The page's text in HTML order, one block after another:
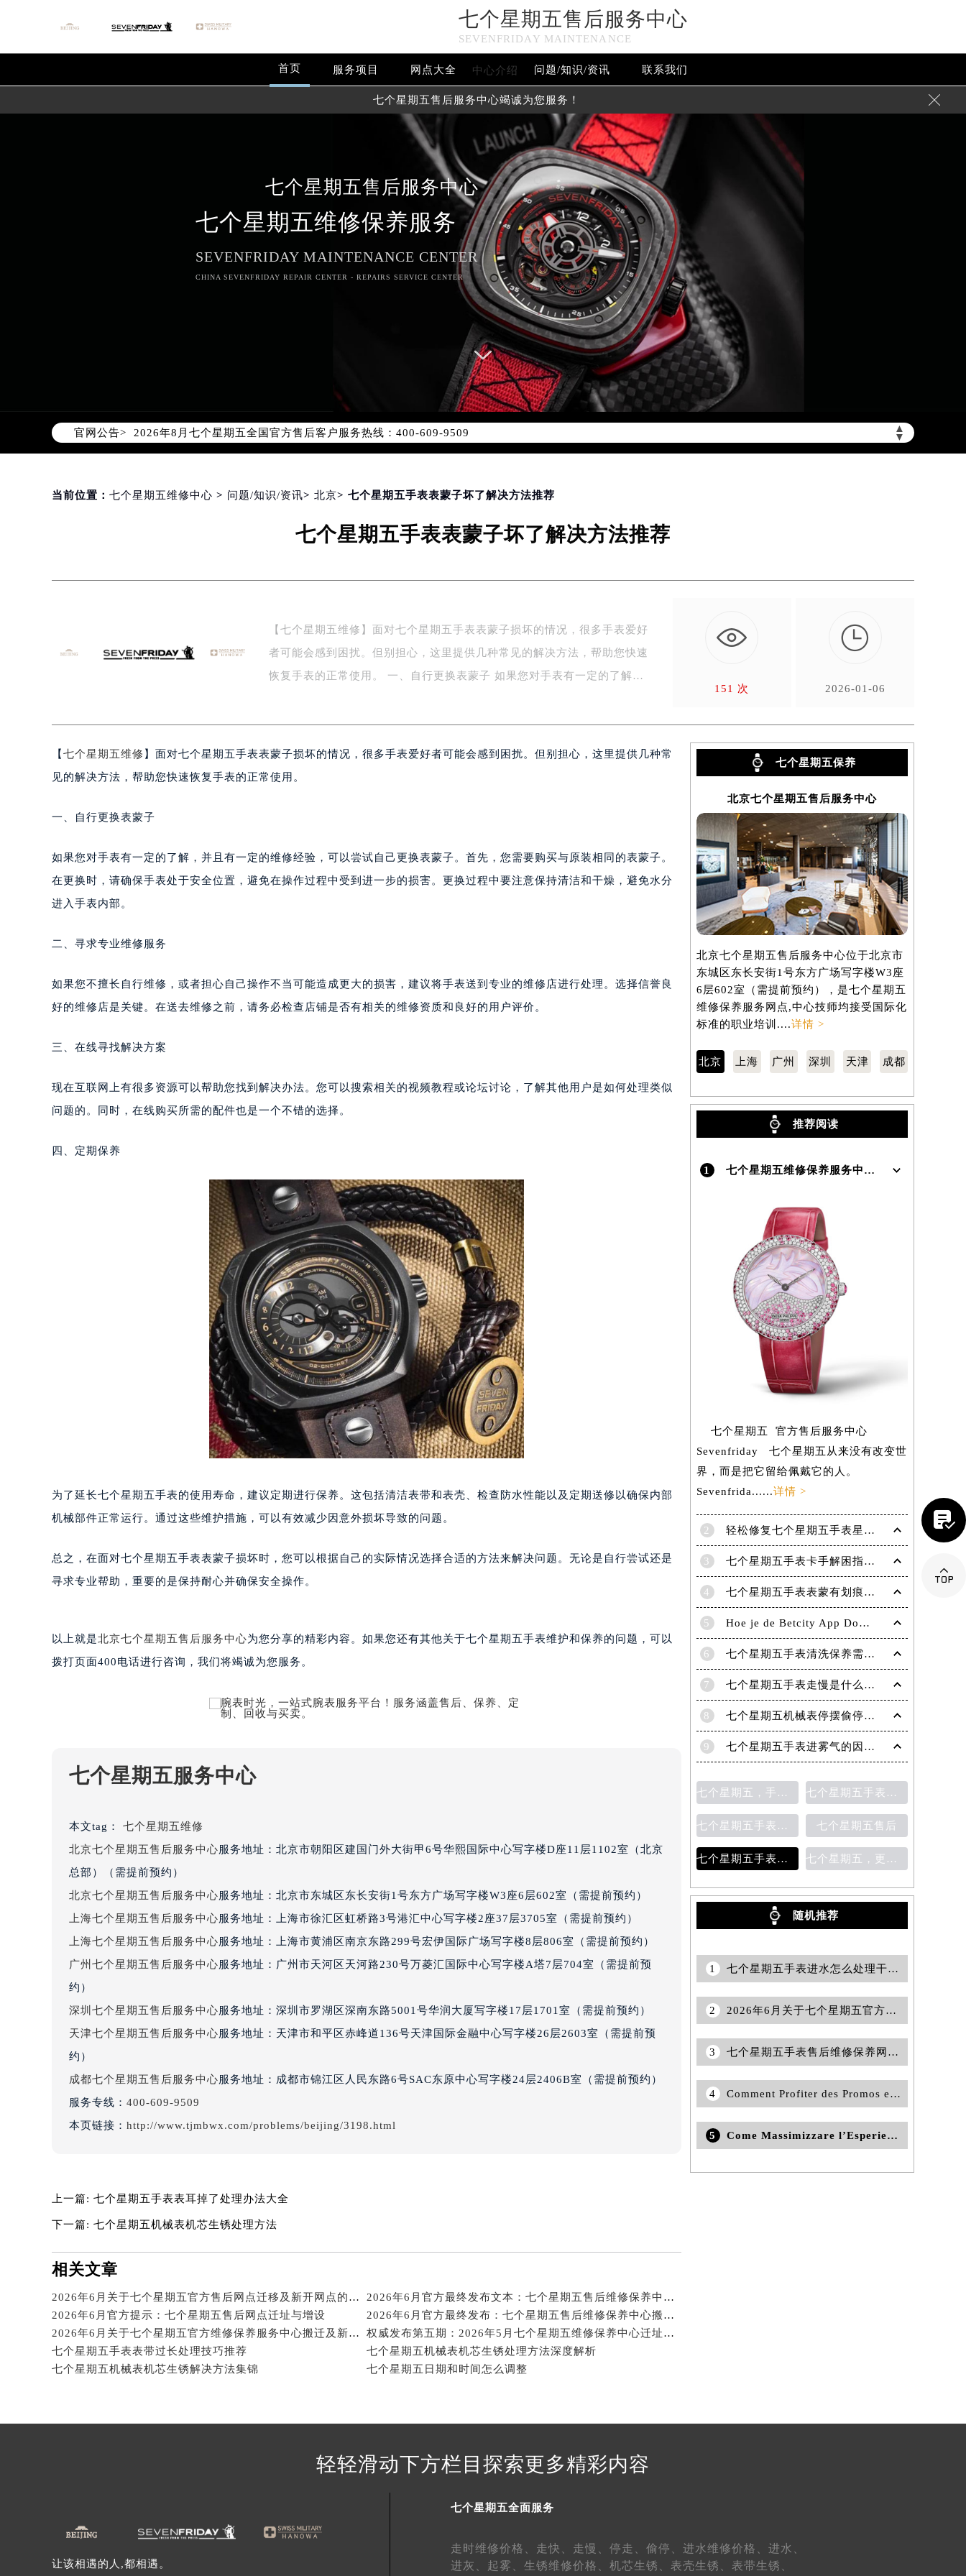
七个星期五售后服务中心
SEVENFRIDAY MAINTENANCE
首页 服务项目 网点大全 中心介绍 问题/知识/资讯 联系我们
七个星期五售后服务中心竭诚为您服务！ 
七个星期五售后服务中心
七个星期五维修保养服务
SEVENFRIDAY MAINTENANCE CENTER
CHINA SEVENFRIDAY REPAIR CENTER - REPAIRS SERVICE CENTER
官网公告> ▲
▼
2026年8月七个星期五中国区售后服务网络优化升级公告
2026年8月七个星期五全国官方售后客户服务热线：400-609-9509
七个星期五官方全国统一服务热线400-609-9509，服务覆盖中国大陆、香港、澳门、台湾全部区域（非大陆需加拨“+86”）
2026年8月七个星期五售后服务中心最新网点地址：
北京市东城区东长安街1号东方广场写字楼W3座6层602室（需提前预约）
上海市徐汇区虹桥路3号港汇中心写字楼2座37层3705室（需提前预约）
扬州市邗江区国展路29号星耀天地写字楼1号楼18层1803室（需提前预约）
盐城市盐都区世纪大道5号盐城金融城写字楼1号楼16层1604室（需提前预约）
泰州市海陵区永定东路399号置地商务中心东塔写字楼（华润万象城）17层1706室（需提前预约）
绍兴市越城区胜利东路379号世茂天际中心写字楼8层805室（需提前预约）
嘉兴市南湖区广益路705号嘉兴世界贸易中心写字楼A座13层1304室（需提前预约）
济南市历下区经十路11111号华润中心写字楼（万象城）15层1508室（需提前预约）
广州市越秀区环市东路371-375号世界贸易中心大厦南塔写字楼15层07室（需提前预约）
深圳市罗湖区深南东路5001号华润大厦写字楼17层1701室（需提前预约）
重庆市江北区观音桥步行街2号融恒时代广场写字楼9层902室（需提前预约）
郑州市二七区铭功路10号华润大厦写字楼29层2905室（需提前预约）
沈阳市沈河区中街路137号亨得利名表服务中心（品牌授权店）1层整层（需提前预约）
乌鲁木齐市天山区红山路26号时代广场（CCMALL）C座17层17-B（需提前预约）
温州市鹿城区锦绣路1067号置信广场10层1015室（需提前预约）
佛山市禅城区季华五路57号万科金融中心C座12层1205室（需提前预约）
东莞市东城街道鸿福东路1号民盈国贸中心T1写字楼9层907室（需提前预约）
无锡市梁溪区人民中路139号恒隆广场写字楼1座11层1104室（需提前预约）
南通市崇川区工农路57号圆融广场写字楼16层1603室（需提前预约）
苏州市苏州工业园区星港街199号苏州中心办公楼C座22层08室（需提前预约）
武汉市江汉区解放大道686号世界贸易大厦38层09室（需提前预约）
南宁市青秀区金湖路59号地王大厦12楼1224室（需提前预约）
合肥市蜀山区潜山路111号万象城华润大厦B座12楼03室（需提前预约）
泉州市丰泽区宝洲路729号浦西万达中心写字楼A座7楼709室（需提前预约）
青岛市南区山东路6号华润大厦B座22层04室（需提前预约）
烟台市芝罘区胜利路139号万达金融中心A座907室（需提前预约）
长春市朝阳区西安大路727号中银大厦A座(旺进大厦)18层09室（需提前预约）
贵阳市南明区都司高架桥路33号亨特国际金融中心14楼14D（需提前预约）
昆明市盘龙区北京路928号同德昆明广场写字楼10层06室（需提前预约）
石家庄市长安区中山东路39号勒泰中心写字楼B座13层07室（需提前预约）
海口市龙华区金贸东路5号海口华润大厦B座17层1707室（需提前预约）
唐山市路南区新华东道100号万达广场写字楼A座10层1002室（需提前预约）
内蒙古自治区呼和浩特市玉泉区大学西街70号华润万象城写字楼（鄂尔多斯大厦）23层2326室（需提前预约）
甘肃省兰州市七里河区西津西路16号兰州中心写字楼21层2102室（需提前预约）
黑龙江省鹤岗市向阳区红军路七个星期五售后服务中心（需提前预约）
黑龙江省黑河市爱辉区中央街七个星期五售后服务中心（需提前预约）
黑龙江省佳木斯市向阳区长安路七个星期五售后服务中心（需提前预约）
黑龙江省牡丹江市东安区太平路七个星期五售后服务中心（需提前预约）
黑龙江省双鸭山市尖山区新兴大街七个星期五售后服务中心（需提前预约）
黑龙江省伊春市伊美区通河路七个星期五售后服务中心（需提前预约）
吉林省白城市洮北区明仁南街七个星期五售后服务中心（需提前预约）
吉林省吉林市船营区河南街七个星期五售后服务中心（需提前预约）
吉林省辽源市龙山区人民大街七个星期五售后服务中心（需提前预约）
吉林省梅河口市新华街道梅河大街七个星期五售后服务中心（需提前预约）
吉林省四平市铁东区紫气大路与南九经街交汇处七个星期五售后服务中心（需提前预约）
吉林省松原市宁江区五环大街七个星期五售后服务中心（需提前预约）
吉林省延边市延吉市解放路七个星期五售后服务中心（需提前预约）
辽宁省丹东市振兴区七经街七个星期五售后服务中心（需提前预约）
辽宁省抚顺市新抚区东一路七个星期五售后服务中心（需提前预约）
辽宁省阜新市海州区解放大街七个星期五售后服务中心（需提前预约）
辽宁省盘锦市兴隆台区石油大街七个星期五售后服务中心（需提前预约）
辽宁省铁岭市银州区南马路七个星期五售后服务中心（需提前预约）
北京市朝阳区建国门外大街甲6号华熙国际中心D座11层1102室七个星期五售后服务中心（北京总部）（需提前预约）
北京市东城区东长安街1号王府井东方广场W3座6层602室七个星期五售后服务中心（需提前预约）
河北省保定市竞秀区朝阳北大街北国先天下七个星期五售后服务中心（需提前预约）
内蒙古自治区阿拉善盟市左旗土尔扈特大街七个星期五售后服务中心（需提前预约）
内蒙古自治区赤峰市红山区哈达街七个星期五售后服务中心（需提前预约）
内蒙古自治区呼伦贝尔市海拉尔区中央街七个星期五售后服务中心（需提前预约）
内蒙古自治区乌海市海勃湾区人民南路七个星期五售后服务中心（需提前预约）
内蒙古自治区乌兰察布市集宁区恩和大街七个星期五售后服务中心（需提前预约）
内蒙古自治区锡林郭勒盟市锡林浩特市光明街与额尔敦路交叉口七个星期五售后服务中心（需提前预约）
内蒙古自治区兴安盟市乌兰浩特市兴安大街七个星期五售后服务中心（需提前预约）
当前位置： 七个星期五维修中心 > 问题/知识/资讯> 北京> 七个星期五手表表蒙子坏了解决方法推荐
七个星期五手表表蒙子坏了解决方法推荐
【七个星期五维修】面对七个星期五手表表蒙子损坏的情况，很多手表爱好
者可能会感到困扰。但别担心，这里提供几种常见的解决方法，帮助您快速
恢复手表的正常使用。 一、自行更换表蒙子 如果您对手表有一定的了解，
151 次

2026-01-06
【 七个星期五维修 】面对七个星期五手表表蒙子损坏的情况，很多手表爱好者可能会感到困扰。但别担心，这里提供几种常
见的解决方法，帮助您快速恢复手表的正常使用。
一、自行更换表蒙子
如果您对手表有一定的了解，并且有一定的维修经验，可以尝试自己更换表蒙子。首先，您需要购买与原装相同的表蒙子。
在更换时，请确保手表处于安全位置，避免在操作过程中受到进一步的损害。更换过程中要注意保持清洁和干燥，避免水分
进入手表内部。
二、寻求专业维修服务
如果您不擅长自行维修，或者担心自己操作不当可能造成更大的损害，建议将手表送到专业的维修店进行处理。选择信誉良
好的维修店是关键。在送去维修之前，请务必检查店铺是否有相关的维修资质和良好的用户评价。
三、在线寻找解决方案
现在互联网上有很多资源可以帮助您找到解决办法。您可以搜索相关的视频教程或论坛讨论，了解其他用户是如何处理类似
问题的。同时，在线购买所需的配件也是一个不错的选择。
四、定期保养
为了延长七个星期五手表的使用寿命，建议定期进行保养。这包括清洁表带和表壳、检查防水性能以及定期送修以确保内部
机械部件正常运行。通过这些维护措施，可以有效减少因意外损坏导致的问题。
总之，在面对七个星期五手表表蒙子损坏时，您可以根据自己的实际情况选择合适的方法来解决问题。无论是自行尝试还是
寻求专业帮助，重要的是保持耐心并确保安全操作。
以上就是北京七个星期五售后服务中心为您分享的精彩内容。如果您还有其他关于七个星期五手表维护和保养的问题，可以
拨打页面400电话进行咨询，我们将竭诚为您服务。
七个星期五服务中心
本文tag： 七个星期五维修
北京七个星期五售后服务中心服务地址：北京市朝阳区建国门外大街甲6号华熙国际中心写字楼D座11层1102室（北京
总部）（需提前预约）
北京七个星期五售后服务中心服务地址：北京市东城区东长安街1号东方广场写字楼W3座6层602室（需提前预约）
上海七个星期五售后服务中心服务地址：上海市徐汇区虹桥路3号港汇中心写字楼2座37层3705室（需提前预约）
上海七个星期五售后服务中心服务地址：上海市黄浦区南京东路299号宏伊国际广场写字楼8层806室（需提前预约）
广州七个星期五售后服务中心服务地址：广州市天河区天河路230号万菱汇国际中心写字楼A塔7层704室（需提前预
约）
深圳七个星期五售后服务中心服务地址：深圳市罗湖区深南东路5001号华润大厦写字楼17层1701室（需提前预约）
天津七个星期五售后服务中心服务地址：天津市和平区赤峰道136号天津国际金融中心写字楼26层2603室（需提前预
约）
成都七个星期五售后服务中心服务地址：成都市锦江区人民东路6号SAC东原中心写字楼24层2406B室（需提前预约）
服务专线： 400-609-9509
本页链接： http://www.tjmbwx.com/problems/beijing/3198.html
上一篇: 七个星期五手表表耳掉了处理办法大全
下一篇: 七个星期五机械表机芯生锈处理方法
相关文章
2026年6月关于七个星期五官方售后网点迁移及新开网点的通知
2026年6月官方最终发布文本：七个星期五售后维修保养中心搬迁与新增事项
2026年6月官方提示：七个星期五售后网点迁址与增设
2026年6月官方最终发布：七个星期五售后维修保养中心搬迁与新增
2026年6月关于七个星期五官方维修保养服务中心搬迁及新增的正式文件全文内容公示
权威发布第五期：2026年5月七个星期五维修保养中心迁址与新增
七个星期五手表表带过长处理技巧推荐
七个星期五机械表机芯生锈处理方法深度解析
七个星期五机械表机芯生锈解决方法集锦
七个星期五日期和时间怎么调整
七个星期五保养
北京七个星期五售后服务中心
北京七个星期五售后服务中心位于北京市
东城区东长安街1号东方广场写字楼W3座
6层602室（需提前预约），是七个星期五
维修保养服务网点,中心技师均接受国际化
标准的职业培训....详情 >
北京 上海 广州 深圳 天津 成都
推荐阅读
1 七个星期五维修保养服务中心介绍 | Sevenfriday
七个星期五 官方售后服务中心
Sevenfriday 七个星期五从来没有改变世
界，而是把它留给佩戴它的人。
Sevenfrida......详情 >
2 轻松修复七个星期五手表星期框破损问题
3 七个星期五手表卡手解困指南——轻松摆脱摘表难题
4 七个星期五手表表蒙有划痕解决办法汇总
5 Hoe je de Betcity App Downloadt en Gebruikt: Een Complete Gids
6 七个星期五手表清洗保养需要多久？
7 七个星期五手表走慢是什么原因？
8 七个星期五机械表停摆偷停故障分析（七个星期五自动机械手表走停的原因）
9 七个星期五手表进雾气的因素及处理方法
七个星期五，手表保养 七个星期五手表指针脱落
七个星期五手表表盘生锈 七个星期五售后
七个星期五手表表带更换 七个星期五，更换表带
随机推荐
1 七个星期五手表进水怎么处理干的快？
2 2026年6月关于七个星期五官方维修保养服务中心搬迁及新增的正式文件全文内容
3 七个星期五手表售后维修保养网点(专业维修服务，让您的七个星期五手表恢复原有光彩)
4 Comment Profiter des Promos et Offres de Bienvenue chez Stake Casino
5 Come Massimizzare l’Esperienza di Gioco su Lottomatica
轻轻滑动下方栏目探索更多精彩内容
让该相遇的人,都相遇。
七个星期五全面服务
走时维修价格、 走快、 走慢、 停走、 偷停、 进水维修价格、 进水、
进灰、 起雾、 生锈维修价格、 机芯生锈、 表壳生锈、 表带生锈、

